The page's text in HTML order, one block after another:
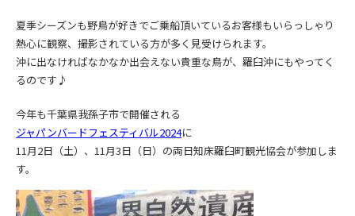
夏季シーズンも野鳥が好きでご乗船頂いているお客様もいらっしゃり
熱心に観察、撮影されている方が多く見受けられます。
沖に出なければなかなか出会えない貴重な鳥が、羅臼沖にもやってく
るのです♪
今年も千葉県我孫子市で開催される
ジャパンバードフェスティバル2024に
11月2日（土）、11月3日（日）の両日知床羅臼町観光協会が参加しま
す。